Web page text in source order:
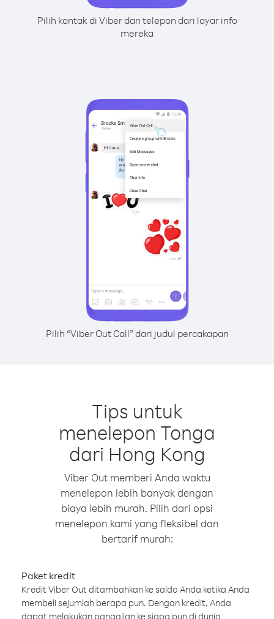
Pilih kontak di Viber dan telepon dari layar info
mereka
Pilih “Viber Out Call” dari judul percakapan
Tips untuk
menelepon Tonga
dari Hong Kong
Viber Out memberi Anda waktu
menelepon lebih banyak dengan
biaya lebih murah. Pilih dari opsi
menelepon kami yang fleksibel dan
bertarif murah:
Paket kredit
Kredit Viber Out ditambahkan ke saldo Anda ketika Anda
membeli sejumlah berapa pun. Dengan kredit, Anda
dapat melakukan panggilan ke siapa pun di dunia